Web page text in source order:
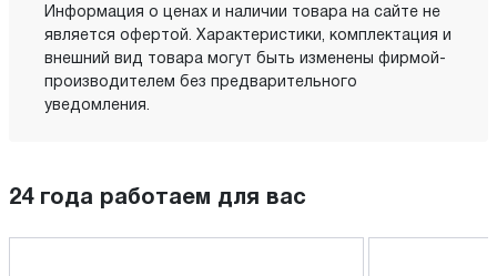
Информация о ценах и наличии товара на сайте не
является офертой. Характеристики, комплектация и
внешний вид товара могут быть изменены фирмой-
производителем без предварительного
уведомления.
24 года работаем для вас